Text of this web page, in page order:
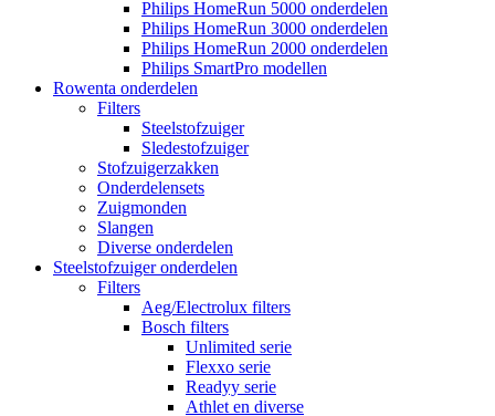
Philips HomeRun 5000 onderdelen
Philips HomeRun 3000 onderdelen
Philips HomeRun 2000 onderdelen
Philips SmartPro modellen
Rowenta onderdelen
Filters
Steelstofzuiger
Sledestofzuiger
Stofzuigerzakken
Onderdelensets
Zuigmonden
Slangen
Diverse onderdelen
Steelstofzuiger onderdelen
Filters
Aeg/Electrolux filters
Bosch filters
Unlimited serie
Flexxo serie
Readyy serie
Athlet en diverse